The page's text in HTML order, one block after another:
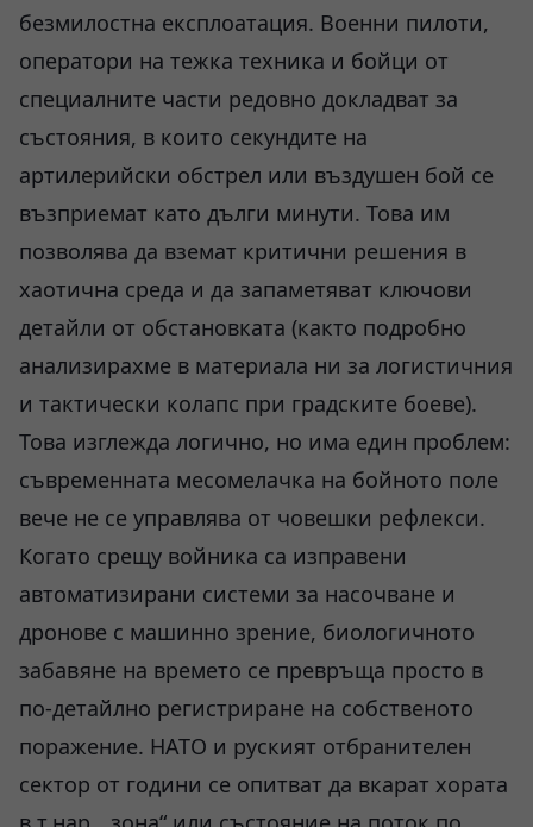
безмилостна експлоатация. Военни пилоти,
оператори на тежка техника и бойци от
специалните части редовно докладват за
състояния, в които секундите на
артилерийски обстрел или въздушен бой се
възприемат като дълги минути. Това им
позволява да вземат критични решения в
хаотична среда и да запаметяват ключови
детайли от обстановката (както подробно
анализирахме в материала ни за логистичния
и тактически колапс при градските боеве).
Това изглежда логично, но има един проблем:
съвременната месомелачка на бойното поле
вече не се управлява от човешки рефлекси.
Когато срещу войника са изправени
автоматизирани системи за насочване и
дронове с машинно зрение, биологичното
забавяне на времето се превръща просто в
по-детайлно регистриране на собственото
поражение. НАТО и руският отбранителен
сектор от години се опитват да вкарат хората